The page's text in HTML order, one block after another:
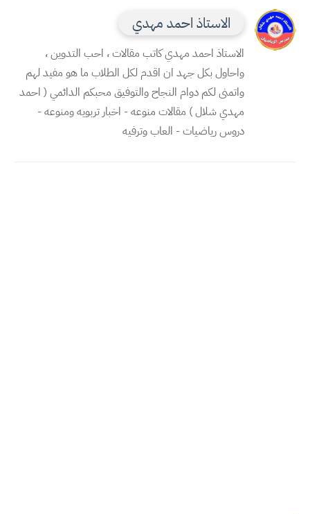
الاستاذ احمد مهدي
الاستاذ احمد مهدي كاتب مقالات ، احب التدوين ،
واحاول بكل جهد ان اقدم لكل الطلاب ما هو مفيد لهم
واتمنى لكم دوام النجاح والتوفيق محبكم الدائمي ( احمد
مهدي شلال ) مقالات منوعه - اخبار تربويه ومنوعه -
دروس رياضيات - العاب وترفيه